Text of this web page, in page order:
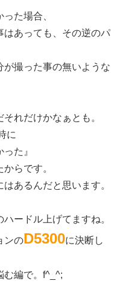
た場合、
はあっても、その逆のパ
が撮った事の無いような
れだけかなぁとも。
に
た』
らです。
あるんだと思います。
ードル上げてますね。
ンのD5300に決断し
む編で。f^_^;